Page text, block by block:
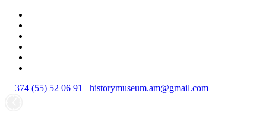
+374 (55) 52 06 91 historymuseum.am@gmail.com